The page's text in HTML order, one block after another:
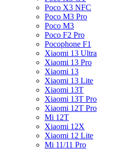
Poco X3 NFC
Poco M3 Pro
Poco M3
Poco F2 Pro
Pocophone F1
Xiaomi 13 Ultra
Xiaomi 13 Pro
Xiaomi 13
Xiaomi 13 Lite
Xiaomi 13T
Xiaomi 13T Pro
Xiaomi 12T Pro
Mi 12T
Xiaomi 12X
Xiaomi 12 Lite
Mi 11/11 Pro